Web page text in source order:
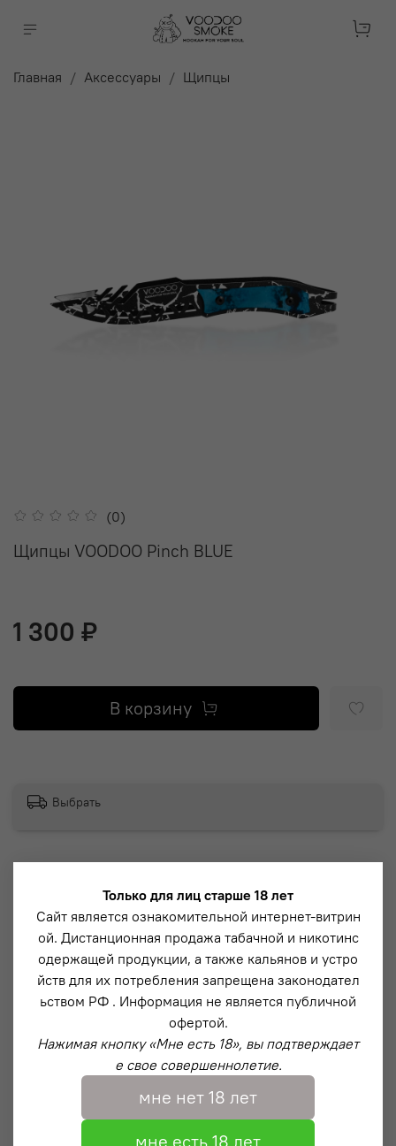
Главная Аксессуары Щипцы
(0)
Щипцы VOODOO Pinch BLUE
1 300 ₽
В корзину
Выбрать
- Неповторимый дизайн
- Детальная обработка
- Удобство в использовании
Описание
Характеристики:
- Длина 20см
- Нержавеющая сталь
- Рукоятки из кастомно-анодированного алюминия с
матовым покрытием
Только для лиц старше 18 лет
Сайт является ознакомительной интернет-витрин
ой. Дистанционная продажа табачной и никотинс
одержащей продукции, а также кальянов и устро
йств для их потребления запрещена законодател
ьством РФ . Информация не является публичной
офертой.
Нажимая кнопку «Мне есть 18», вы подтверждает
е свое совершеннолетие.
мне нет 18 лет
мне есть 18 лет